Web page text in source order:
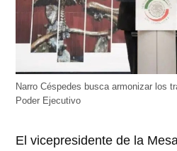
Narro Céspedes busca armonizar los
Poder Ejecutivo
El vicepresidente de la